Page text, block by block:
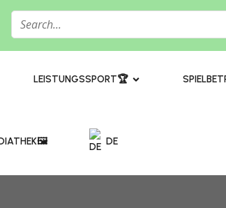
​LEISTUNGSSPORT🏆
DE